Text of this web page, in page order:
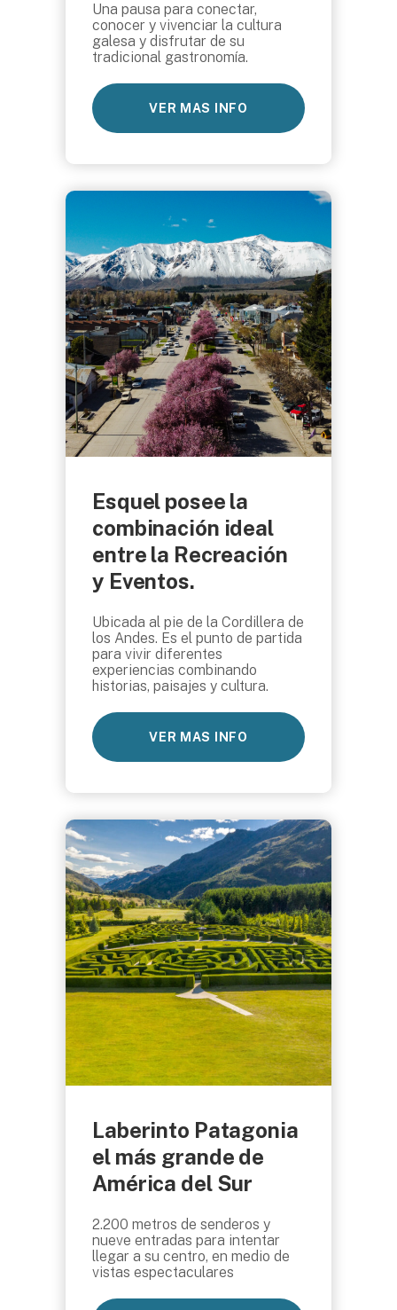
Una pausa para conectar,
conocer y vivenciar la cultura
galesa y disfrutar de su
tradicional gastronomía.
VER MAS INFO
Esquel posee la
combinación ideal
entre la Recreación
y Eventos.
Ubicada al pie de la Cordillera de
los Andes. Es el punto de partida
para vivir diferentes
experiencias combinando
historias, paisajes y cultura.
VER MAS INFO
Laberinto Patagonia
el más grande de
América del Sur
2.200 metros de senderos y
nueve entradas para intentar
llegar a su centro, en medio de
vistas espectaculares